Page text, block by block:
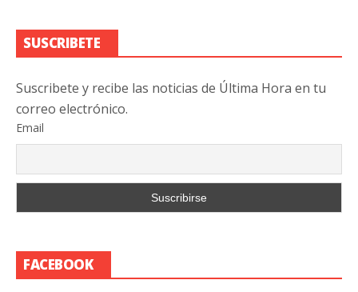
SUSCRIBETE
Suscribete y recibe las noticias de Última Hora en tu
correo electrónico.
Email
FACEBOOK